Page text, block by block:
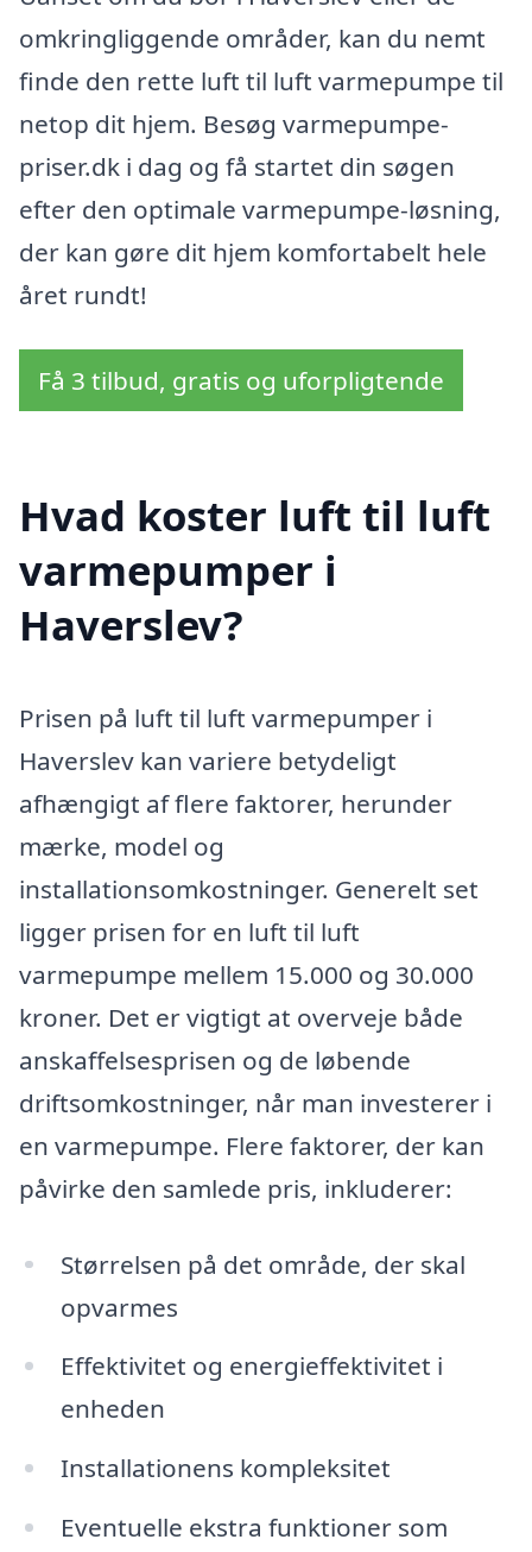
omkringliggende områder, kan du nemt
finde den rette luft til luft varmepumpe til
netop dit hjem. Besøg varmepumpe-
priser.dk i dag og få startet din søgen
efter den optimale varmepumpe-løsning,
der kan gøre dit hjem komfortabelt hele
året rundt!
Få 3 tilbud, gratis og uforpligtende
Hvad koster luft til luft
varmepumper i
Haverslev?
Prisen på luft til luft varmepumper i
Haverslev kan variere betydeligt
afhængigt af flere faktorer, herunder
mærke, model og
installationsomkostninger. Generelt set
ligger prisen for en luft til luft
varmepumpe mellem 15.000 og 30.000
kroner. Det er vigtigt at overveje både
anskaffelsesprisen og de løbende
driftsomkostninger, når man investerer i
en varmepumpe. Flere faktorer, der kan
påvirke den samlede pris, inkluderer:
Størrelsen på det område, der skal
opvarmes
Effektivitet og energieffektivitet i
enheden
Installationens kompleksitet
Eventuelle ekstra funktioner som